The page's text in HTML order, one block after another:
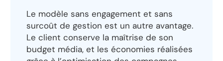
Le modèle sans engagement et sans
surcoût de gestion est un autre avantage.
Le client conserve la maîtrise de son
budget média, et les économies réalisées